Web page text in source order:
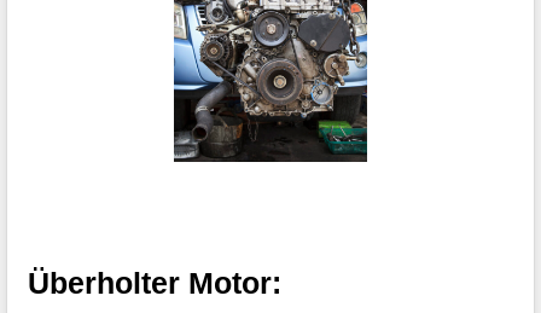
Überholter Motor: